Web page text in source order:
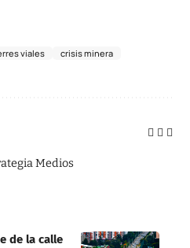
viales
crisis minera
Medios
de la calle